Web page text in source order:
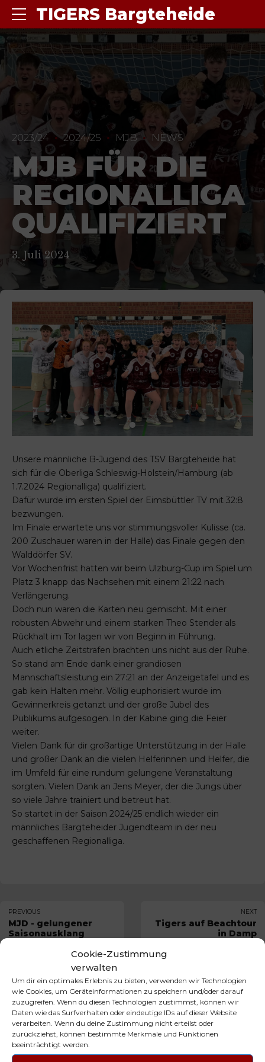
Cookie-Zustimmung
verwalten
Um dir ein optimales Erlebnis zu bieten, verwenden wir Technologien
wie Cookies, um Geräteinformationen zu speichern und/oder darauf
zuzugreifen. Wenn du diesen Technologien zustimmst, können wir
Daten wie das Surfverhalten oder eindeutige IDs auf dieser Website
verarbeiten. Wenn du deine Zustimmung nicht erteilst oder
zurückziehst, können bestimmte Merkmale und Funktionen
beeinträchtigt werden.
TIGERS Bargteheide
2023/24 2024/25 MJB NEWS
MJB FÜR DIE
REGIONALLIGA
QUALIFIZIERT
3. Juli 2024
Unsere männliche B-Jugend des TSV Bargteheide hat
sich für die Oberliga Schleswig-Holstein/Hamburg (ab
1.7.2024 Regionalliga) qualifiziert.
Dafür wurde im ersten Spiel der Eimsbüttler TV mit 32:8
bezwungen.
Im Finale erwartete uns vor stimmungsvoller Kulisse (ca.
200 Zuschauer waren in der Halle) das Finale gegen den
Walddörfer SV.
Vor Wochenfrist hatten wir beim Ulzburg-Cup im Spiel um
Platz 3 knapp das Nachsehen mit einem 21:22 nach
Verlängerung.
Doch nun waren die Karten neu gemischt. Mit einer
robusten Abwehr und einem starken Theo Stender als
Rückhalt im Tor lagen wir von Beginn in Führung.
Auch etliche Zeitstrafen brachten uns nicht aus der Ruhe.
So stand am Ende dank einer grandiosen
Mannschaftsleistung ein 27:21 an der Anzeigetafel und es
gab kein Halten mehr. Völlig euphorisiert wurde im
Gewinnerkreis getanzt und der große Jubel des
Publikums aufgesogen. In der Kabine ging die Feier
weiter.
Vielen Dank für dir großartige Unterstützung in der Halle
und großer Dank an die vielen Helferinnen und Helfer, die
im Umfeld für eine rundum gelungene Veranstaltung
sorgten. Vielen Dank an Jens Meyer, der die Jungs über
so viele Jahre trainiert und betreut hat.
So startet in der Saison 2024/25 endlich wieder ein
männliches Bargteheider Jugendteam in der neu
geschaffenen Regionalliga.
PREVIOUS
MJD - gelungener
Saisonausklang
NEXT
Tigers auf Beachtour
in Damp
NEUESTE BEITRÄGE